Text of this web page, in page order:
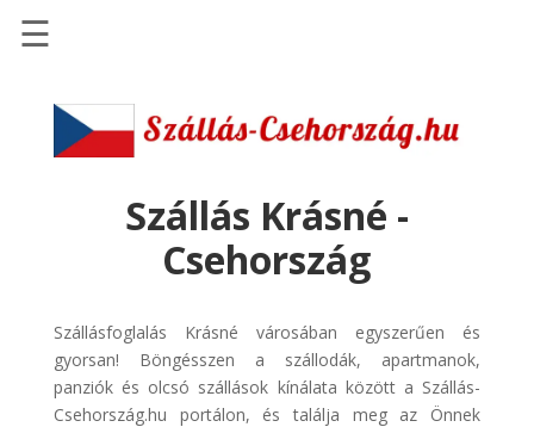
Szállások
Szállásinfo.eu
pénzvisszatérítéssel
Discover
Cars
☰
Szállás Krásné -
Csehország
Szállásfoglalás Krásné városában egyszerűen és
gyorsan! Böngésszen a szállodák, apartmanok,
panziók és olcsó szállások kínálata között a Szállás-
Csehország.hu portálon, és találja meg az Önnek